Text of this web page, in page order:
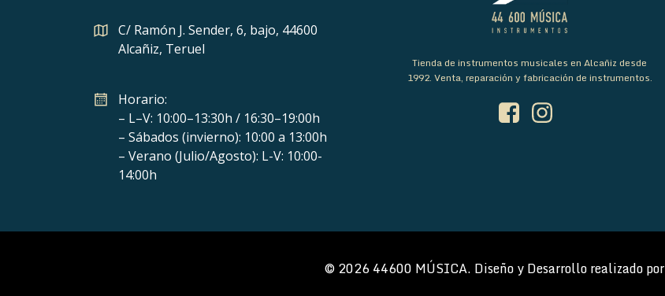
C/ Ramón J. Sender, 6, bajo, 44600
Alcañiz, Teruel
Horario:
– L–V: 10:00–13:30h / 16:30–19:00h
– Sábados (invierno): 10:00 a 13:00h
– Verano (Julio/Agosto): L-V: 10:00-
14:00h
Tienda de instrumentos musicales en Alcañiz desde
1992. Venta, reparación y fabricación de instrumentos.
© 2026 44600 MÚSICA. Diseño y Desarrollo realizado por